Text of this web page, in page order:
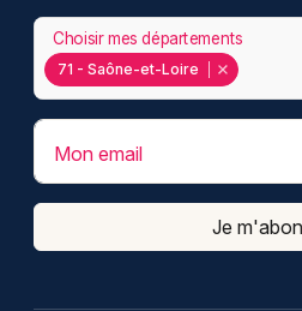
71 - Saône-et-Loire
Choisir mes départements
Mon email
Je